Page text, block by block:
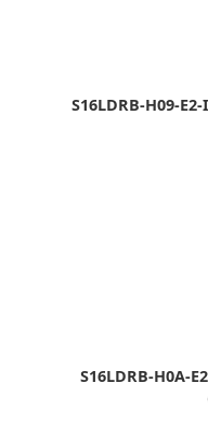
S16LDRB-H09-
S16LDRB-H0A-